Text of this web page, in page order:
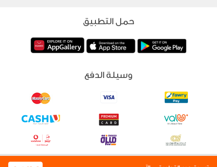
حمل التطبيق
وسيلة الدفع